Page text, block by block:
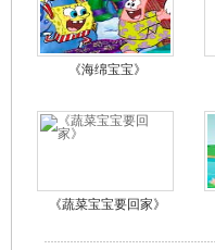
《海绵宝宝》
《蔬菜宝宝要回家》